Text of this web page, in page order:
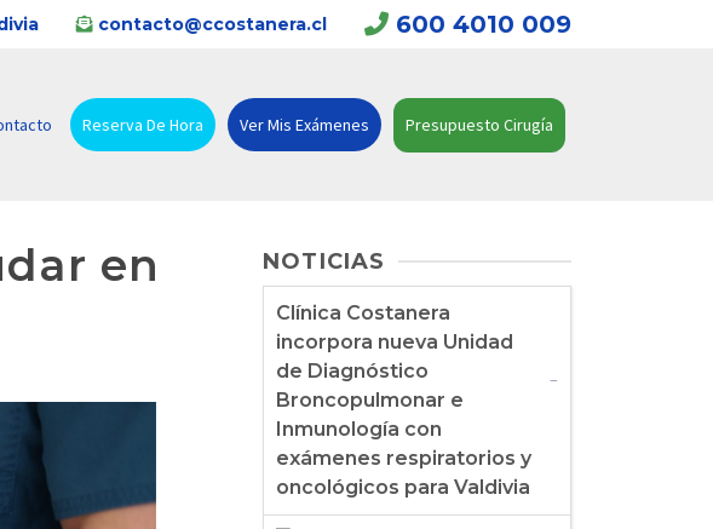
contacto@ccostanera.cl 600 4010 009
Reserva De Hora Ver Mis Exámenes Presupuesto Cirugía
en
NOTICIAS
Clínica Costanera
incorpora nueva Unidad
de Diagnóstico
Broncopulmonar e
Inmunología con
exámenes respiratorios y
oncológicos para Valdivia